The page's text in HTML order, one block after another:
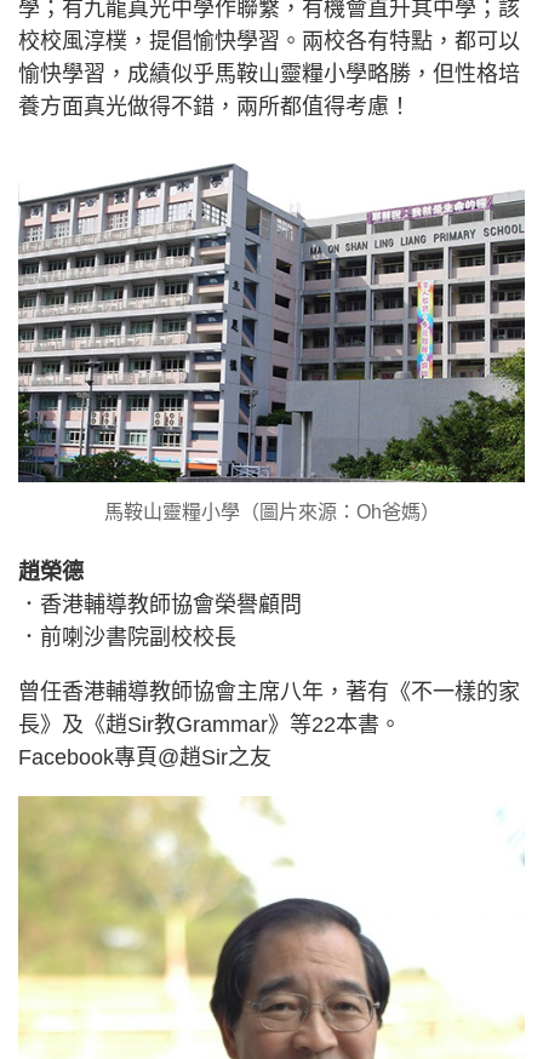
學；有九龍真光中學作聯繫，有機會直升其中學；該
校校風淳樸，提倡愉快學習。兩校各有特點，都可以
愉快學習，成績似乎馬鞍山靈糧小學略勝，但性格培
養方面真光做得不錯，兩所都值得考慮！
馬鞍山靈糧小學（圖片來源：Oh爸媽）
趙榮德
．香港輔導教師協會榮譽顧問
．前喇沙書院副校校長
曾任香港輔導教師協會主席八年，著有《不一樣的家
長》及《趙Sir教Grammar》等22本書。
Facebook專頁@趙Sir之友